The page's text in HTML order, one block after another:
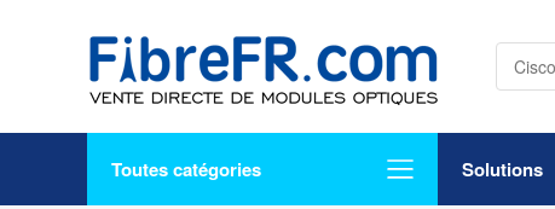
Toutes catégories Solutions